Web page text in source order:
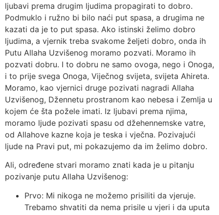
ljubavi prema drugim ljudima propagirati to dobro.
Podmuklo i ružno bi bilo naći put spasa, a drugima ne
kazati da je to put spasa. Ako istinski želimo dobro
ljudima, a vjernik treba svakome željeti dobro, onda ih
Putu Allaha Uzvišenog moramo pozvati. Moramo ih
pozvati dobru. I to dobru ne samo ovoga, nego i Onoga,
i to prije svega Onoga, Viječnog svijeta, svijeta Ahireta.
Moramo, kao vjernici druge pozivati nagradi Allaha
Uzvišenog, Džennetu prostranom kao nebesa i Zemlja u
kojem će šta požele imati. Iz ljubavi prema njima,
moramo ljude pozivati spasu od džehennemske vatre,
od Allahove kazne koja je teska i vječna. Pozivajući
ljude na Pravi put, mi pokazujemo da im želimo dobro.
Ali, određene stvari moramo znati kada je u pitanju
pozivanje putu Allaha Uzvišenog:
Prvo: Mi nikoga ne možemo prisiliti da vjeruje.
Trebamo shvatiti da nema prisile u vjeri i da uputa